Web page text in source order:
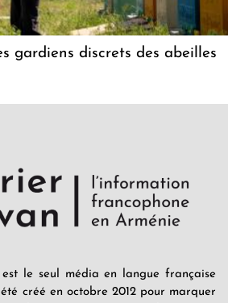
gardiens discrets des abeilles
est le seul média en langue française
créé en octobre 2012 pour marquer